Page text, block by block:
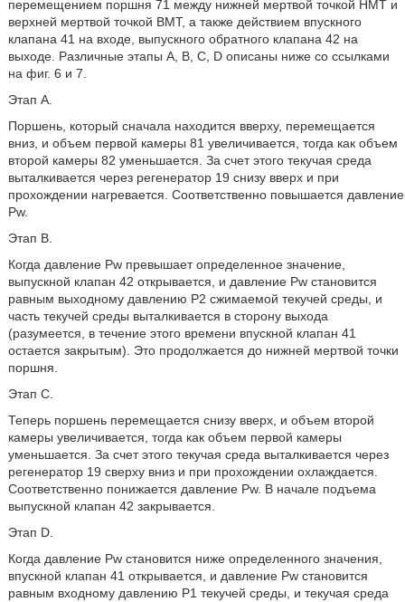
перемещением поршня 71 между нижней мертвой точкой НМТ и
верхней мертвой точкой ВМТ, а также действием впускного
клапана 41 на входе, выпускного обратного клапана 42 на
выходе. Различные этапы А, В, С, D описаны ниже со ссылками
на фиг. 6 и 7.
Этап А.
Поршень, который сначала находится вверху, перемещается
вниз, и объем первой камеры 81 увеличивается, тогда как объем
второй камеры 82 уменьшается. За счет этого текучая среда
выталкивается через регенератор 19 снизу вверх и при
прохождении нагревается. Соответственно повышается давление
Pw.
Этап В.
Когда давление Pw превышает определенное значение,
выпускной клапан 42 открывается, и давление Pw становится
равным выходному давлению Р2 сжимаемой текучей среды, и
часть текучей среды выталкивается в сторону выхода
(разумеется, в течение этого времени впускной клапан 41
остается закрытым). Это продолжается до нижней мертвой точки
поршня.
Этап С.
Теперь поршень перемещается снизу вверх, и объем второй
камеры увеличивается, тогда как объем первой камеры
уменьшается. За счет этого текучая среда выталкивается через
регенератор 19 сверху вниз и при прохождении охлаждается.
Соответственно понижается давление Pw. В начале подъема
выпускной клапан 42 закрывается.
Этап D.
Когда давление Pw становится ниже определенного значения,
впускной клапан 41 открывается, и давление Pw становится
равным входному давлению Р1 текучей среды, и текучая среда